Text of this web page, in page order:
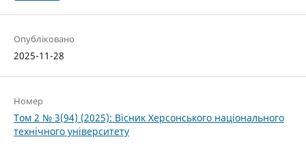
Опубліковано
2025-11-28
Номер
Том 2 № 3(94) (2025): Вісник Херсонського національного
технічного університету